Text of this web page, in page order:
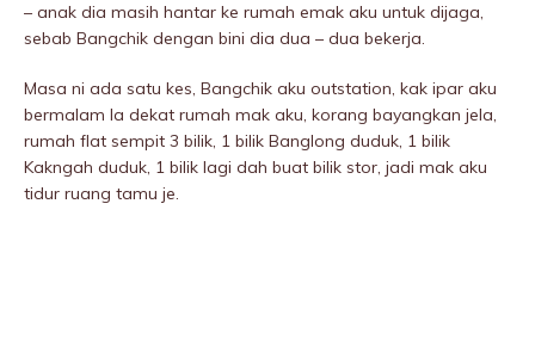
– anak dia masih hantar ke rumah emak aku untuk dijaga,
sebab Bangchik dengan bini dia dua – dua bekerja.
Masa ni ada satu kes, Bangchik aku outstation, kak ipar aku
bermalam la dekat rumah mak aku, korang bayangkan jela,
rumah flat sempit 3 bilik, 1 bilik Banglong duduk, 1 bilik
Kakngah duduk, 1 bilik lagi dah buat bilik stor, jadi mak aku
tidur ruang tamu je.